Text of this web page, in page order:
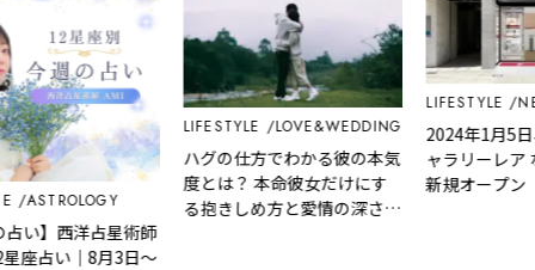
西洋占星術師
い｜8月3日～
LIFESTYLE LOVE&WEDDING
ハグの仕方でわかる彼の本気
度とは？ 本命彼女だけにす
る抱きしめ方と愛情の深さ診
断
LIFESTYLE NEWS
2024年1月5日、大
ャラリーレア なん
新規オープン